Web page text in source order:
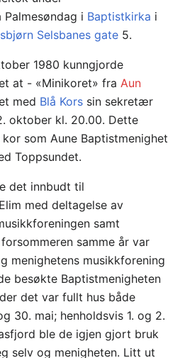
i Baptistkirka i
Selsbanes gate 5.
1980 kunngjorde
at - «Minikoret» fra Aun
med Blå Kors sin sekretær
oktober kl. 20.00. Dette
som Aune Baptistmenighet
Toppsundet.
det innbudt til
med deltagelse av
samt
samme år var
menighetens musikkforening
besøkte Baptistmenigheten
det var fullt hus både
30. mai; henholdsvis 1. og 2.
ble de igjen gjort bruk
selv og menigheten. Litt ut